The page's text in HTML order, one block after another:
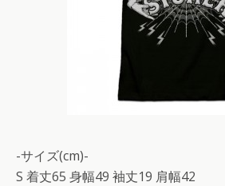
-サイズ(cm)-
S 着丈65 身幅49 袖丈19 肩幅42